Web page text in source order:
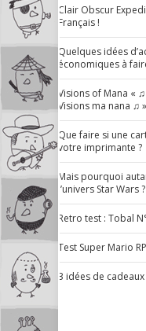
Clair Obscur
Français !
Quelques idées
économiques à
Visions of Mana «
Visions ma nana ♫ »
Que faire si une
votre imprimante ?
Mais pourquoi
l’univers Star Wars ?
Retro test : Tobal
Test Super Mario
3 idées de